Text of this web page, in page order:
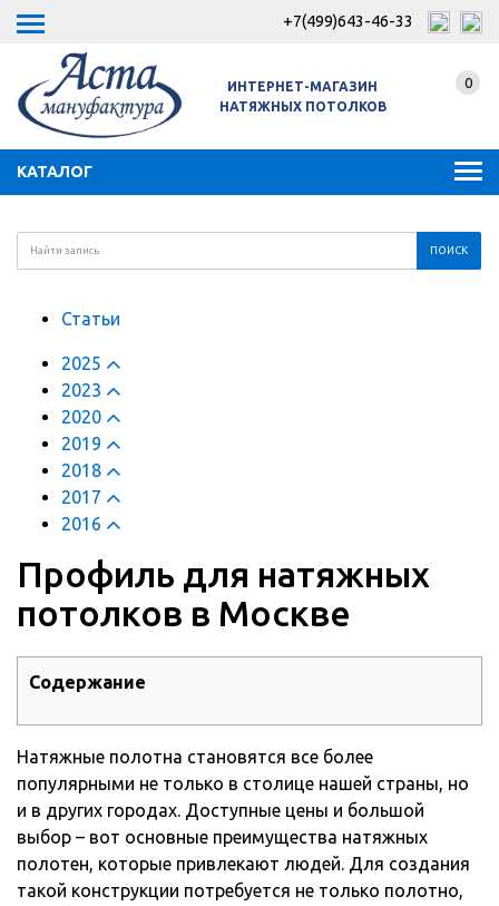
+7(499)643-46-33
ИНТЕРНЕТ-МАГАЗИН
НАТЯЖНЫХ ПОТОЛКОВ
КАТАЛОГ
0
Статьи
2025
2023
2020
2019
2018
2017
2016
​Профиль для натяжных
потолков в Москве
Содержание
Натяжные полотна становятся все более
популярными не только в столице нашей страны, но
и в других городах. Доступные цены и большой
выбор – вот основные преимущества натяжных
полотен, которые привлекают людей. Для создания
такой конструкции потребуется не только полотно,